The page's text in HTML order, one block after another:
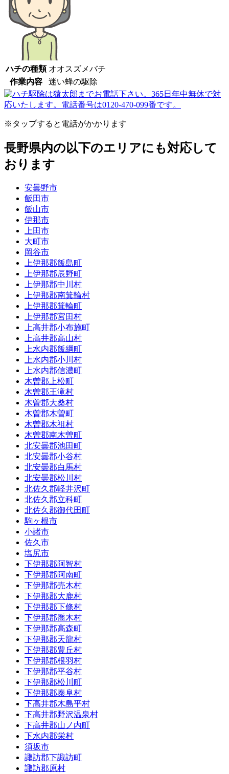
ハチの種類 オオスズメバチ
作業内容
迷い蜂の駆除
※タップすると電話がかかります
長野県内の以下のエリアにも対応して
おります
安曇野市
飯田市
飯山市
伊那市
上田市
大町市
岡谷市
上伊那郡飯島町
上伊那郡辰野町
上伊那郡中川村
上伊那郡南箕輪村
上伊那郡箕輪町
上伊那郡宮田村
上高井郡小布施町
上高井郡高山村
上水内郡飯綱町
上水内郡小川村
上水内郡信濃町
木曽郡上松町
木曽郡王滝村
木曽郡大桑村
木曽郡木曽町
木曽郡木祖村
木曽郡南木曽町
北安曇郡池田町
北安曇郡小谷村
北安曇郡白馬村
北安曇郡松川村
北佐久郡軽井沢町
北佐久郡立科町
北佐久郡御代田町
駒ヶ根市
小諸市
佐久市
塩尻市
下伊那郡阿智村
下伊那郡阿南町
下伊那郡売木村
下伊那郡大鹿村
下伊那郡下條村
下伊那郡喬木村
下伊那郡高森町
下伊那郡天龍村
下伊那郡豊丘村
下伊那郡根羽村
下伊那郡平谷村
下伊那郡松川町
下伊那郡泰阜村
下高井郡木島平村
下高井郡野沢温泉村
下高井郡山ノ内町
下水内郡栄村
須坂市
諏訪郡下諏訪町
諏訪郡原村